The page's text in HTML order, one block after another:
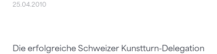
25.04.2010
Die erfolgreiche Schweizer Kunstturn-Delegation